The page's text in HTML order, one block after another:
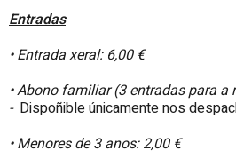
Entradas
• Entrada xeral: 6,00 €
• Abono familiar (3 entradas para
- Dispoñible únicamente nos
• Menores de 3 anos: 2,00 €